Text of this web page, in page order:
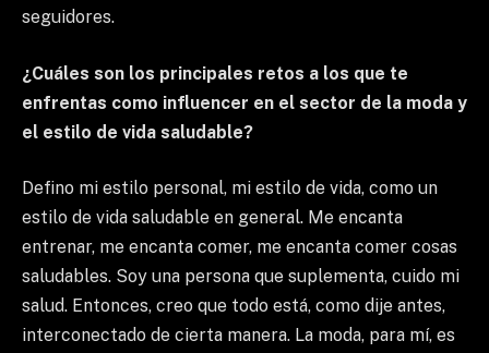
seguidores.
¿Cuáles son los principales retos a los que te
enfrentas como influencer en el sector de la moda y
el estilo de vida saludable?
Defino mi estilo personal, mi estilo de vida, como un
estilo de vida saludable en general. Me encanta
entrenar, me encanta comer, me encanta comer cosas
saludables. Soy una persona que suplementa, cuido mi
salud. Entonces, creo que todo está, como dije antes,
interconectado de cierta manera. La moda, para mí, es